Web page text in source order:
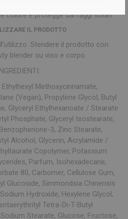
colore e protegge dai raggi solari.
IL PRODOTTO
Stendere il prodotto con
blender su viso e corpo.
Methoxycinnamate,
(Vegan), Propylene Glycol, Butyl
Glyceryl Ethylhexanoate / Stearate
Phosphate, Glyceryl Isostearate,
3, Zinc Stearate,
Alcohol, Glycerin, Acrylamide /
Copolymer, Potassium
Parfum, Isohexadecane,
80, Carbomer, Cellulose Gum,
Glucoside, Simmondsia Chinensis
Hydroxide, Hexylene Glycol,
Tetra-Di-T-Butyl
Stearate, Glucose, Fructose,